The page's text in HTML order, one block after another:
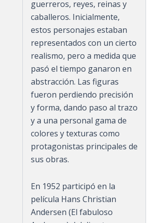
guerreros, reyes, reinas y
caballeros. Inicialmente,
estos personajes estaban
representados con un cierto
realismo, pero a medida que
pasó el tiempo ganaron en
abstracción. Las figuras
fueron perdiendo precisión
y forma, dando paso al trazo
y a una personal gama de
colores y texturas como
protagonistas principales de
sus obras.
En 1952 participó en la
película Hans Christian
Andersen (El fabuloso